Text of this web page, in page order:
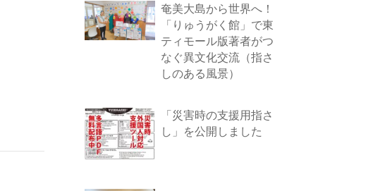
奄美大島から世界へ！
「りゅうがく館」で東
ティモール版著者がつ
なぐ異文化交流（指さ
しのある風景）
「災害時の支援用指さ
し」を公開しました